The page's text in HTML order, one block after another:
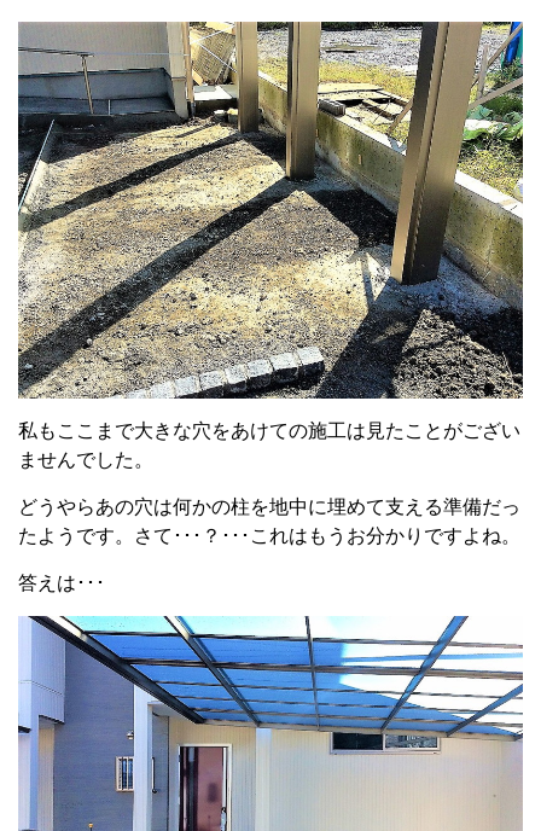
私もここまで大きな穴をあけての施工は見たことがござい
ませんでした。
どうやらあの穴は何かの柱を地中に埋めて支える準備だっ
たようです。さて･･･？･･･これはもうお分かりですよね。
答えは･･･